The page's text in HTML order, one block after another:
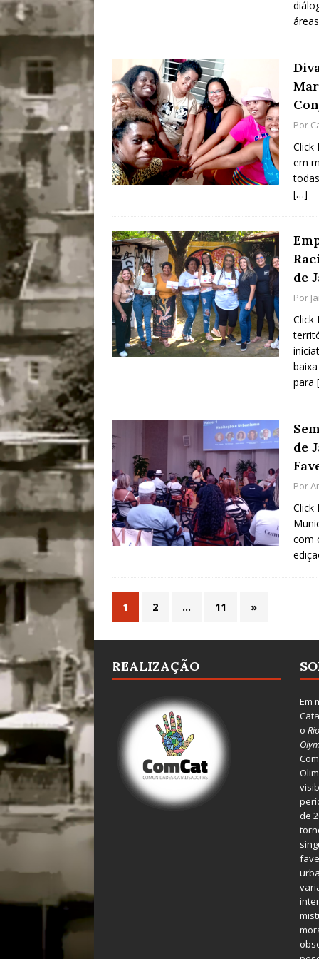
áreas
Por
Click
em
[…]
de
Por
Click
para
de
Por
Click
com
1 2 … 11 »
REALIZAÇÃO
Em
o
de